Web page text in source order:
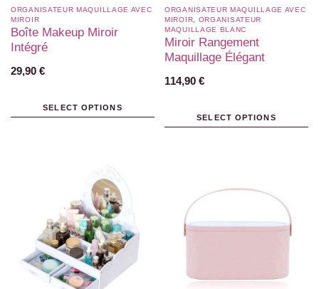
ORGANISATEUR MAQUILLAGE AVEC
MIROIR
Boîte Makeup Miroir
Intégré
29,90 €
SELECT OPTIONS
ORGANISATEUR MAQUILLAGE AVEC
MIROIR
ORGANISATEUR
MAQUILLAGE BLANC​
Miroir Rangement
Maquillage Élégant
114,90 €
SELECT OPTIONS